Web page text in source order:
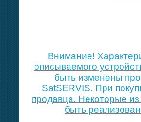
Внимание!
описываемого
быть изменены
SatSERVIS. При
продавца. Некоторые
быть